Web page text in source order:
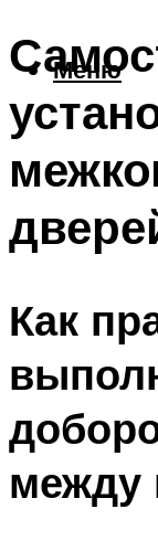
Меню
Как
между